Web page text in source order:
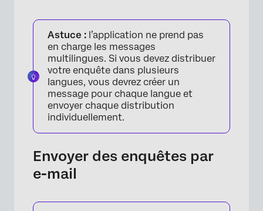
Astuce : l’application ne prend pas
en charge les messages
multilingues. Si vous devez distribuer
votre enquête dans plusieurs
langues, vous devrez créer un
message pour chaque langue et
envoyer chaque distribution
individuellement.
Envoyer des enquêtes par
e-mail